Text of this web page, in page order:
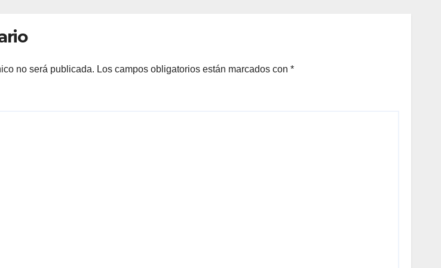
DOMO EN CARLOS
no será publicada. Los campos obligatorios están marcados con *